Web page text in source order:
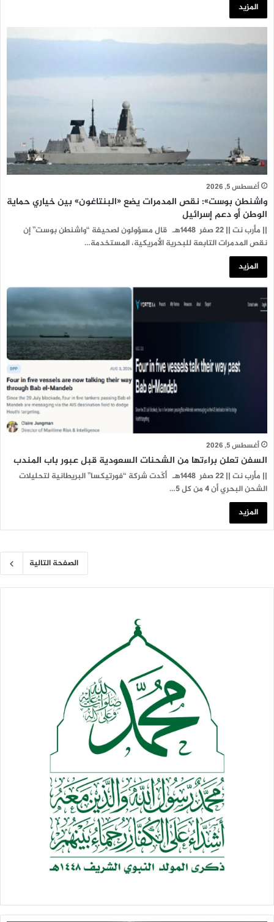
المزيد
أغسطس 5, 2026
واشنطن بوست»: نقص المدمرات يضع «البنتاغون» بين خياري حماية
الوطن أو دعم إسرائيل
|| مأرب نت || 22 صفر 1448هـ قال مسؤولون لصحيفة “واشنطن بوست” إن
نقص المدمرات التابعة للبحرية الأمريكية، المستخدمة…
المزيد
أغسطس 5, 2026
السفن تعلن براءتها من الشحنات السعودية قبل عبور باب المندب
|| مأرب نت || 22 صفر 1448هـ أكّدت شركة “فورتيكسا” البريطانية لتحليلات
الشحن البحري أن 4 من كل 5…
المزيد
الصفحة التالية